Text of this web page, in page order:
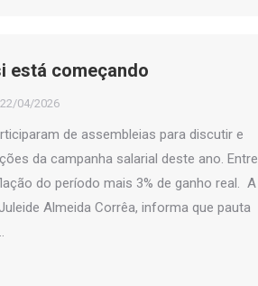
está começando
22/04/2026
de assembleias para discutir e
da campanha salarial deste ano. Entre
do período mais 3% de ganho real. A
Almeida Corrêa, informa que pauta